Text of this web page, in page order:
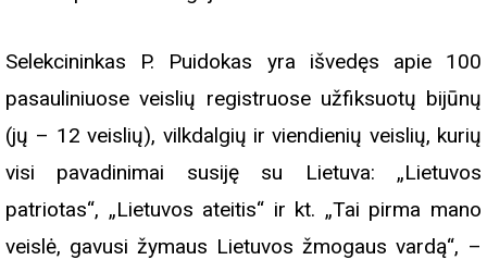
Selekcininkas P. Puidokas yra išvedęs apie 100
pasauliniuose veislių registruose užfiksuotų bijūnų
(jų – 12 veislių), vilkdalgių ir viendienių veislių, kurių
visi pavadinimai susiję su Lietuva: „Lietuvos
patriotas“, „Lietuvos ateitis“ ir kt. „Tai pirma mano
veislė, gavusi žymaus Lietuvos žmogaus vardą“, –